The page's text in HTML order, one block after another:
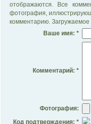
отображаются. Все
фотография,
комментарию.
Ваше имя: *
Комментарий: *
Фотография:
Код подтверждения: *